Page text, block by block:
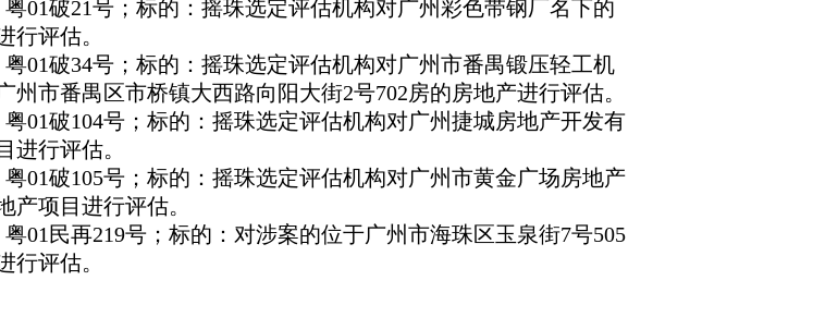
粤01破21号；标的：摇珠选定评估机构对广州彩色带钢厂名下的
行评估。
粤01破34号；标的：摇珠选定评估机构对广州市番禺锻压轻工机
州市番禺区市桥镇大西路向阳大街2号702房的房地产进行评估。
粤01破104号；标的：摇珠选定评估机构对广州捷城房地产开发有
进行评估。
粤01破105号；标的：摇珠选定评估机构对广州市黄金广场房地产
产项目进行评估。
粤01民再219号；标的：对涉案的位于广州市海珠区玉泉街7号505
行评估。